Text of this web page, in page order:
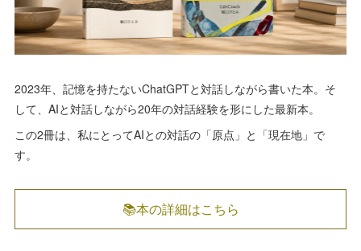
2023年、記憶を持たないChatGPTと対話しながら書いた本。そ
して、AIと対話しながら20年の対話経験を形にした最新本。
この2冊は、私にとってAIとの対話の「原点」と「現在地」で
す。
📚本の詳細はこちら